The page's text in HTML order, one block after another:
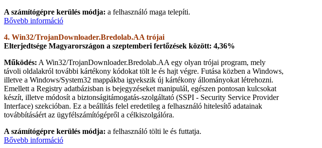
A számítógépre kerülés módja: a felhasználó maga telepíti.
Bővebb információ
4. Win32/TrojanDownloader.Bredolab.AA trójai
Elterjedtsége Magyarországon a szeptemberi fertőzések között: 4,36%
Működés: A Win32/TrojanDownloader.Bredolab.AA egy olyan trójai program, mely
távoli oldalakról további kártékony kódokat tölt le és hajt végre. Futása közben a Windows,
illetve a Windows/System32 mappákba igyekszik új kártékony állományokat létrehozni.
Emellett a Registry adatbázisban is bejegyzéseket manipulál, egészen pontosan kulcsokat
készít, illetve módosít a biztonságitámogatás-szolgáltató (SSPI - Security Service Provider
Interface) szekcióban. Ez a beállítás felel eredetileg a felhasználó hitelesítő adatainak
továbbításáért az ügyfélszámítógépről a célkiszolgálóra.
A számítógépre kerülés módja: a felhasználó tölti le és futtatja.
Bővebb információ